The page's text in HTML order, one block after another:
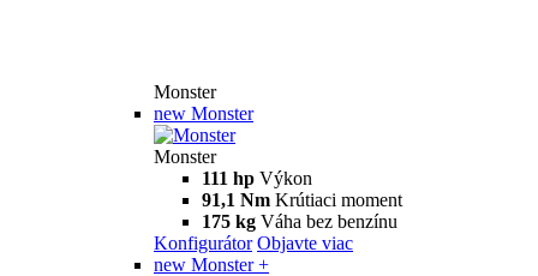
Monster
new Monster
Monster
111 hp Výkon
91,1 Nm Krútiaci moment
175 kg Váha bez benzínu
Konfigurátor Objavte viac
new Monster +